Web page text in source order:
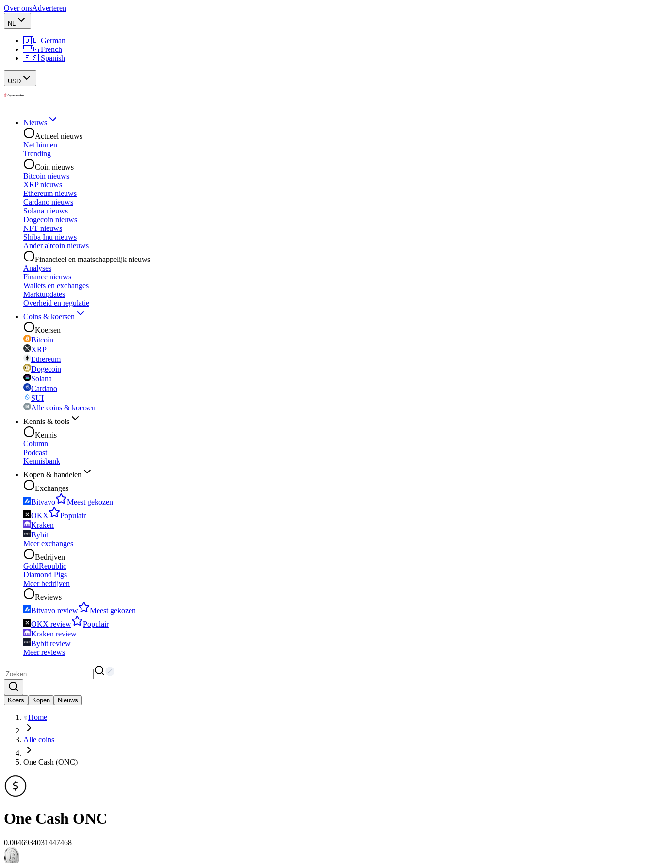
Over onsAdverteren
NL
🇩🇪 German
🇫🇷 French
🇪🇸 Spanish
USD
Nieuws
Actueel nieuws
Net binnen
Trending
Coin nieuws
Bitcoin nieuws
XRP nieuws
Ethereum nieuws
Cardano nieuws
Solana nieuws
Dogecoin nieuws
NFT nieuws
Shiba Inu nieuws
Ander altcoin nieuws
Financieel en maatschappelijk nieuws
Analyses
Finance nieuws
Wallets en exchanges
Marktupdates
Overheid en regulatie
Coins & koersen
Koersen
Bitcoin
XRP
Ethereum
Dogecoin
Solana
Cardano
SUI
Alle coins & koersen
Kennis & tools
Kennis
Column
Podcast
Kennisbank
Kopen & handelen
Exchanges
Bitvavo
Meest gekozen
OKX
Populair
Kraken
Bybit
Meer exchanges
Bedrijven
GoldRepublic
Diamond Pigs
Meer bedrijven
Reviews
Bitvavo review
Meest gekozen
OKX review
Populair
Kraken review
Bybit review
Meer reviews
Koers Kopen Nieuws
Home
Alle coins
One Cash (ONC)
One Cash ONC
0.0046934031447468